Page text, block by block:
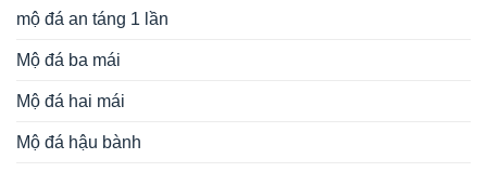
mộ đá an táng 1 lần
Mộ đá ba mái
Mộ đá hai mái
Mộ đá hậu bành